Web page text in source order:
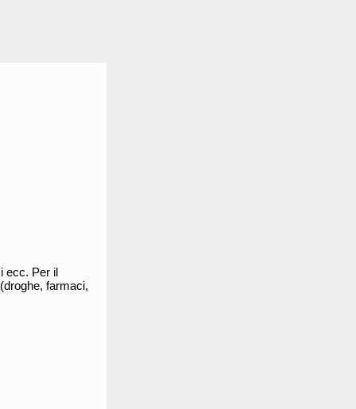
ecc. Per il
farmaci,